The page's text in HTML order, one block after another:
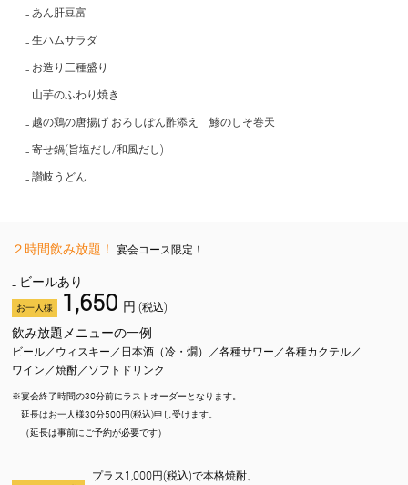
₋ あん肝豆富
₋ 生ハムサラダ
₋ お造り三種盛り
₋ 山芋のふわり焼き
₋ 越の鶏の唐揚げ おろしぽん酢添え 鯵のしそ巻天
₋ 寄せ鍋(旨塩だし/和風だし)
₋ 讃岐うどん
２時間飲み放題！ 宴会コース限定！
₋ ビールあり
お一人様 1,650 円 (税込)
飲み放題メニューの一例
ビール／ウィスキー／日本酒（冷・燗）／各種サワー／各種カクテル／
ワイン／焼酎／ソフトドリンク
※宴会終了時間の30分前にラストオーダーとなります。
延長はお一人様30分500円(税込)申し受けます。
（延長は事前にご予約が必要です）
プラス1,000円(税込)で本格焼酎、